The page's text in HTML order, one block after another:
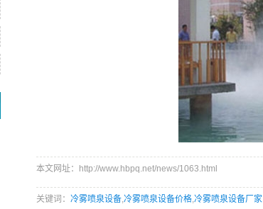
本文网址：http://www.hbpq.net/news/1063.html
关键词： 冷雾喷泉设备,冷雾喷泉设备价格,冷雾喷泉设备厂家